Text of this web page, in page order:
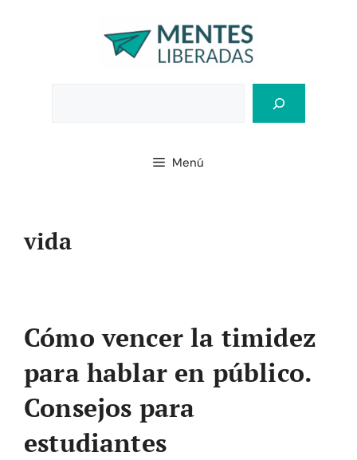
Menú
vida
Cómo vencer la timidez
para hablar en público.
Consejos para
estudiantes